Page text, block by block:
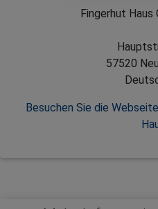
Fingerhut Haus
57520
Besuchen Sie die